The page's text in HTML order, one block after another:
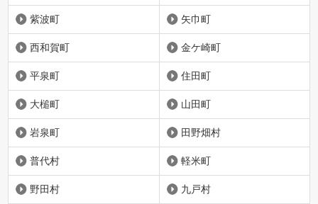
紫波町 矢巾町
西和賀町 金ケ崎町
平泉町 住田町
大槌町 山田町
岩泉町 田野畑村
普代村 軽米町
野田村 九戸村